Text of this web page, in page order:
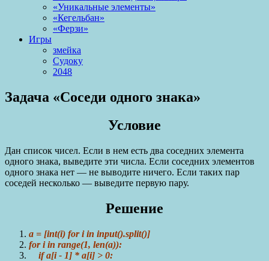
«Уникальные элементы»
«Кегельбан»
«Ферзи»
Игры
змейка
Судоку
2048
Задача «Соседи одного знака»
Условие
Дан список чисел. Если в нем есть два соседних элемента
одного знака, выведите эти числа. Если соседних элементов
одного знака нет — не выводите ничего. Если таких пар
соседей несколько — выведите первую пару.
Решение
a = [int(i) for i in input().split()]
for i in range(1, len(a)):
if a[i - 1] * a[i] > 0: